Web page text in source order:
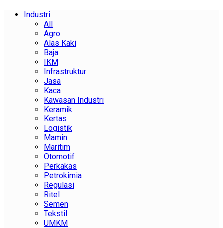
Industri
All
Agro
Alas Kaki
Baja
IKM
Infrastruktur
Jasa
Kaca
Kawasan Industri
Keramik
Kertas
Logistik
Mamin
Maritim
Otomotif
Perkakas
Petrokimia
Regulasi
Ritel
Semen
Tekstil
UMKM